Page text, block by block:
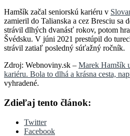
Hamšík začal seniorskú kariéru v
zamieril do Talianska a cez Bresciu sa
strávil dlhých dvanásť rokov, potom
Švédsku. V júni 2021 prestúpil do
strávil zatiaľ posledný súťažný ročník.
Zdroj: Webnoviny.sk – Marek Hamšík
kariéru. Bola to dlhá a krásna cesta,
vyhradené.
Zdieľaj tento článok:
Twitter
Facebook